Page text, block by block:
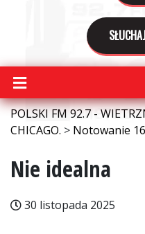
POLSKI FM 92.7 -
CHICAGO. > Notowanie
Nie idealna
30 listopada 2025